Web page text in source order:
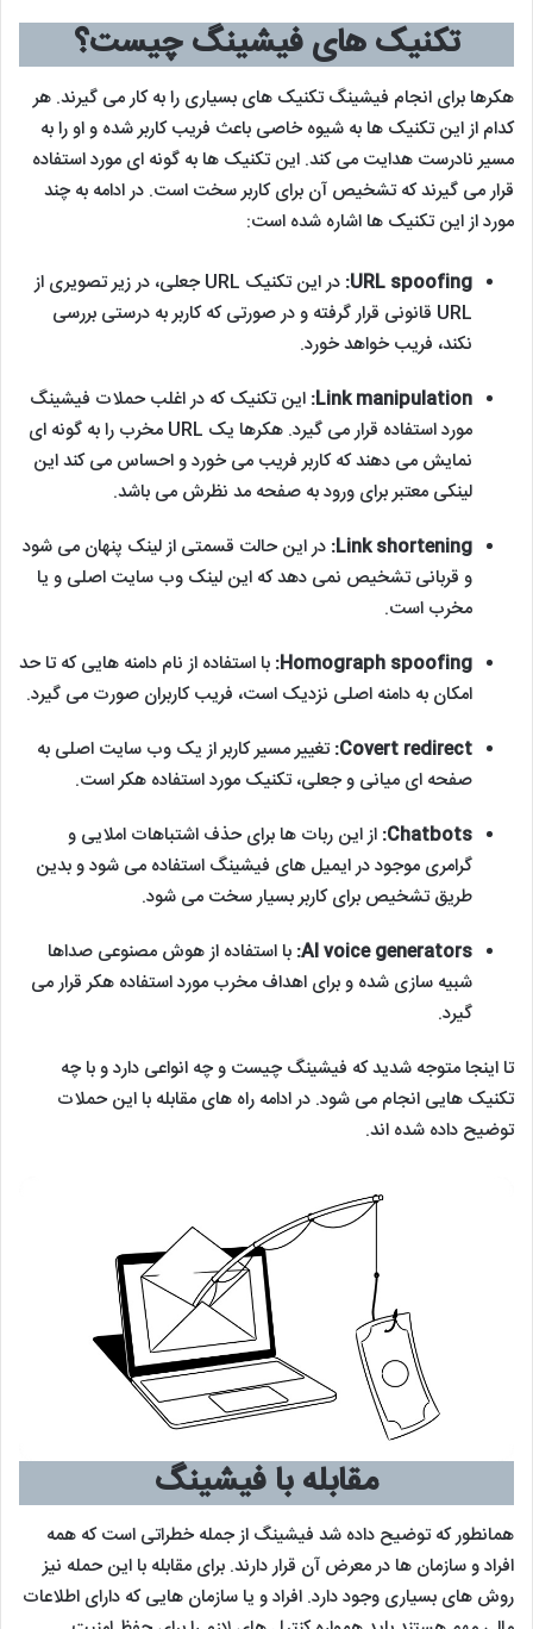
تکنیک های فیشینگ چیست؟
هکرها برای انجام فیشینگ تکنیک های بسیاری را به کار می گیرند. هر
کدام از این تکنیک ها به شیوه خاصی باعث فریب کاربر شده و او را به
مسیر نادرست هدایت می کند. این تکنیک ها به گونه ای مورد استفاده
قرار می گیرند که تشخیص آن برای کاربر سخت است. در ادامه به چند
مورد از این تکنیک ها اشاره شده است:
URL spoofing:
در این تکنیک URL جعلی، در زیر تصویری از
URL قانونی قرار گرفته و در صورتی که کاربر به درستی بررسی
نکند، فریب خواهد خورد.
Link manipulation: این تکنیک که در اغلب حملات فیشینگ
مورد استفاده قرار می گیرد. هکرها یک URL مخرب را به گونه ای
نمایش می دهند که کاربر فریب می خورد و احساس می کند این
لینکی معتبر برای ورود به صفحه مد نظرش می باشد.
Link shortening: در این حالت قسمتی از لینک پنهان می شود
و قربانی تشخیص نمی دهد که این لینک وب سایت اصلی و یا
مخرب است.
Homograph spoofing: با استفاده از نام دامنه هایی که تا حد
امکان به دامنه اصلی نزدیک است، فریب کاربران صورت می گیرد.
Covert redirect: تغییر مسیر کاربر از یک وب سایت اصلی به
صفحه ای میانی و جعلی، تکنیک مورد استفاده هکر است.
Chatbots: از این ربات ها برای حذف اشتباهات املایی و
گرامری موجود در ایمیل های فیشینگ استفاده می شود و بدین
طریق تشخیص برای کاربر بسیار سخت می شود.
AI voice generators: با استفاده از هوش مصنوعی صداها
شبیه سازی شده و برای اهداف مخرب مورد استفاده هکر قرار می
گیرد.
تا اینجا متوجه شدید که فیشینگ چیست و چه انواعی دارد و با چه
تکنیک هایی انجام می شود. در ادامه راه های مقابله با این حملات
توضیح داده شده اند.
مقابله با فیشینگ
همانطور که توضیح داده شد فیشینگ از جمله خطراتی است که همه
افراد و سازمان ها در معرض آن قرار دارند. برای مقابله با این حمله نیز
روش های بسیاری وجود دارد. افراد و یا سازمان هایی که دارای اطلاعات